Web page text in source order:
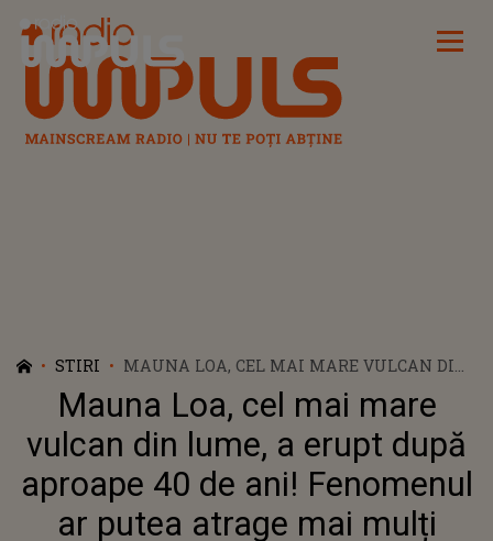
Radio Impuls
STIRI
MAUNA LOA, CEL MAI MARE VULCAN DIN
LUME, A ERUPT DUPĂ APROAPE 40 DE ANI!
FENOMENUL AR PUTEA ATRAGE MAI
MULȚI TURIȘTI
Mauna Loa, cel mai mare
vulcan din lume, a erupt după
aproape 40 de ani! Fenomenul
ar putea atrage mai mulți